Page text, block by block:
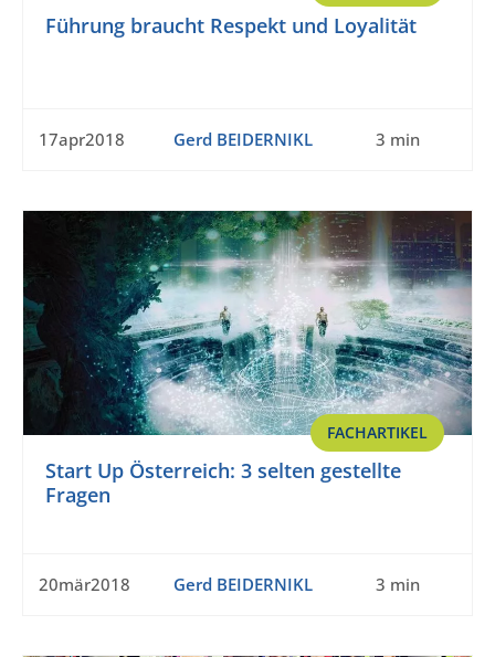
Führung braucht Respekt und Loyalität
17apr2018 Gerd BEIDERNIKL 3 min
FACHARTIKEL
Start Up Österreich: 3 selten gestellte
Fragen
20mär2018 Gerd BEIDERNIKL 3 min